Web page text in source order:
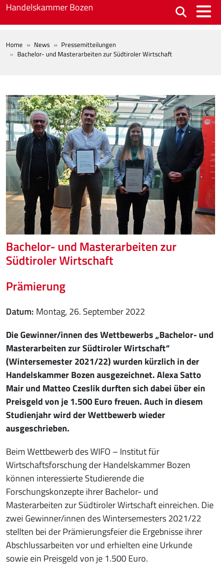
Skip to main content
Handelskammer Bozen
BREADCRUMB
Home News
Pressemitteilungen
Bachelor- und Masterarbeiten zur Südtiroler Wirtschaft
Bachelor- und Masterarbeiten zur
Südtiroler Wirtschaft
Prämierung
Datum Montag, 26. September 2022
Die Gewinner/innen des Wettbewerbs „Bachelor- und
Masterarbeiten zur Südtiroler Wirtschaft“
(Wintersemester 2021/22) wurden kürzlich in der
Handelskammer Bozen ausgezeichnet. Alexa Satto
Mair und Matteo Czeslik durften sich dabei über ein
Preisgeld von je 1.500 Euro freuen. Auch in diesem
Studienjahr wird der Wettbewerb wieder
ausgeschrieben.
Beim Wettbewerb des WIFO – Institut für
Wirtschaftsforschung der Handelskammer Bozen
können interessierte Studierende die
Forschungskonzepte ihrer Bachelor- und
Masterarbeiten zur Südtiroler Wirtschaft einreichen. Die
zwei Gewinner/innen des Wintersemesters 2021/22
stellten bei der Prämierungsfeier die Ergebnisse ihrer
Abschlussarbeiten vor und erhielten eine Urkunde
sowie ein Preisgeld von je 1.500 Euro.